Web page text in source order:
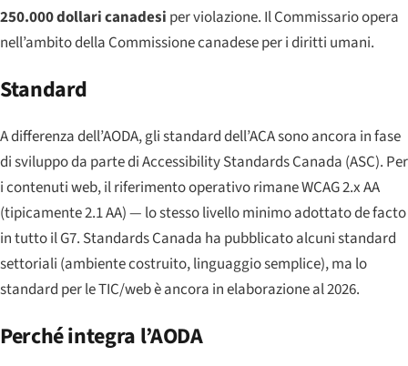
250.000 dollari canadesi per violazione. Il Commissario opera
nell’ambito della Commissione canadese per i diritti umani.
Standard
A differenza dell’AODA, gli standard dell’ACA sono ancora in fase
di sviluppo da parte diAccessibility Standards Canada (ASC). Per
i contenuti web, il riferimento operativo rimane WCAG 2.x AA
(tipicamente 2.1 AA) — lo stesso livello minimo adottato de facto
in tutto il G7. Standards Canada ha pubblicato alcuni standard
settoriali (ambiente costruito, linguaggio semplice), ma lo
standard per le TIC/web è ancora in elaborazione al 2026.
Perché integra l’AODA